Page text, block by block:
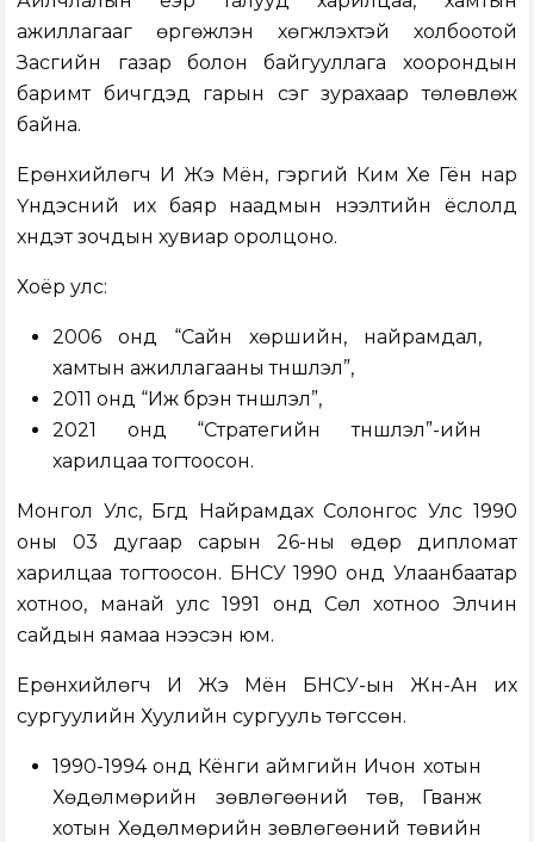
ажиллагааг өргөжүүлэн хөгжүүлэхтэй холбоотой
Засгийн газар болон байгууллага хоорондын
баримт бичгүүдэд гарын үсэг зурахаар төлөвлөж
байна.
Ерөнхийлөгч И Жэ Мён, гэргий Ким Хе Гён нар
Үндэсний их баяр наадмын нээлтийн ёслолд
хүндэт зочдын хувиар оролцоно.
Хоёр улс:
2006 онд “Сайн хөршийн, найрамдал,
хамтын ажиллагааны түншлэл”,
2011 онд “Иж бүрэн түншлэл”,
2021 онд “Стратегийн түншлэл”-ийн
харилцаа тогтоосон.
Монгол Улс, Бүгд Найрамдах Солонгос Улс 1990
оны 03 дугаар сарын 26-ны өдөр дипломат
харилцаа тогтоосон. БНСУ 1990 онд Улаанбаатар
хотноо, манай улс 1991 онд Сөүл хотноо Элчин
сайдын яамаа нээсэн юм.
Ерөнхийлөгч И Жэ Мён БНСУ-ын Жүн-Ан их
сургуулийн Хуулийн сургууль төгссөн.
1990-1994 онд Кёнги аймгийн Ичон хотын
Хөдөлмөрийн зөвлөгөөний төв, Гванжү
хотын Хөдөлмөрийн зөвлөгөөний төвийн